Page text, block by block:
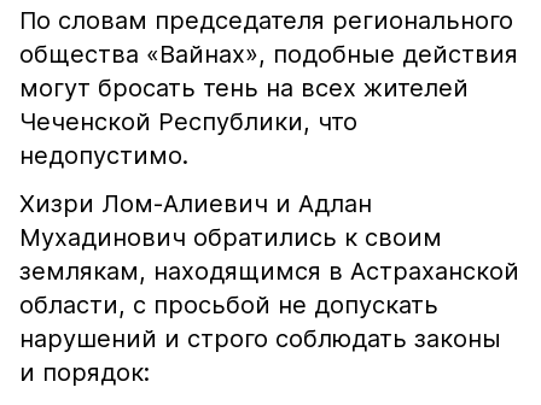
По словам председателя регионального
общества «Вайнах», подобные действия
могут бросать тень на всех жителей
Чеченской Республики, что
недопустимо.
Хизри Лом-Алиевич и Адлан
Мухадинович обратились к своим
землякам, находящимся в Астраханской
области, с просьбой не допускать
нарушений и строго соблюдать законы
и порядок: